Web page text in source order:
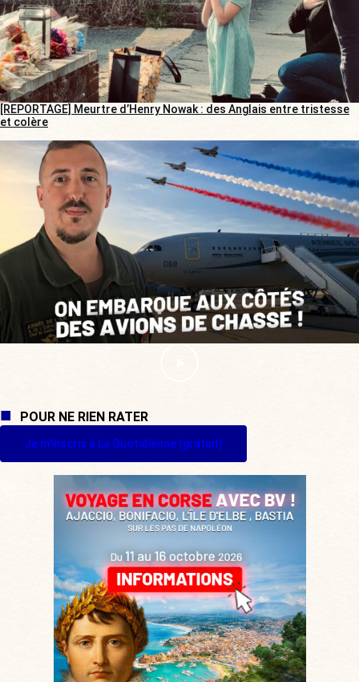
[REPORTAGE] Meurtre d’Henry Nowak : des Anglais entre tristesse
et colère
POUR NE RIEN RATER
Je m'inscris à La Quotidienne (gratuit)